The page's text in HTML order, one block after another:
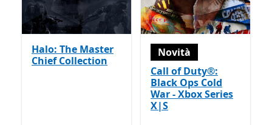
Halo: The Master
Chief Collection
Novità
Call of Duty®:
Black Ops Cold
War - Xbox Series
X|S